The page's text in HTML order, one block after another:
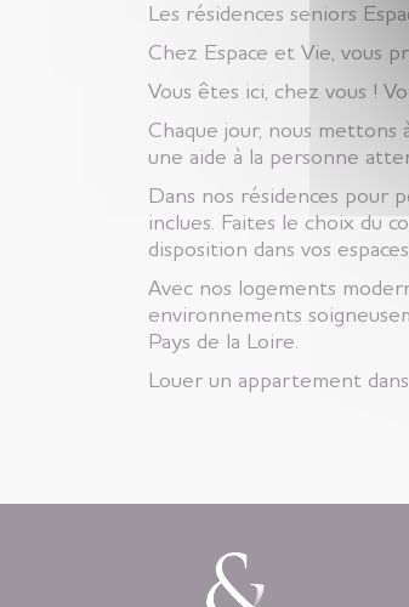
Les résidences seniors
Chez Espace et Vie, vous
Vous êtes ici, chez vous !
Chaque jour, nous mettons
une aide à la personne
Dans nos résidences pour
inclues. Faites le choix du
disposition dans vos
Avec nos logements
environnements
Pays de la Loire.
Louer un appartement